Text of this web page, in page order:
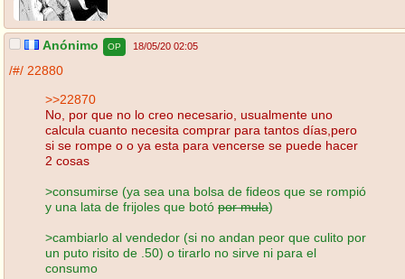
Anónimo OP 18/05/20 02:05
/#/ 22880
>>22870
No, por que no lo creo necesario, usualmente uno
calcula cuanto necesita comprar para tantos días,pero
si se rompe o o ya esta para vencerse se puede hacer
2 cosas
>consumirse (ya sea una bolsa de fideos que se rompió
y una lata de frijoles que botó por mula)
>cambiarlo al vendedor (si no andan peor que culito por
un puto risito de .50) o tirarlo no sirve ni para el
consumo